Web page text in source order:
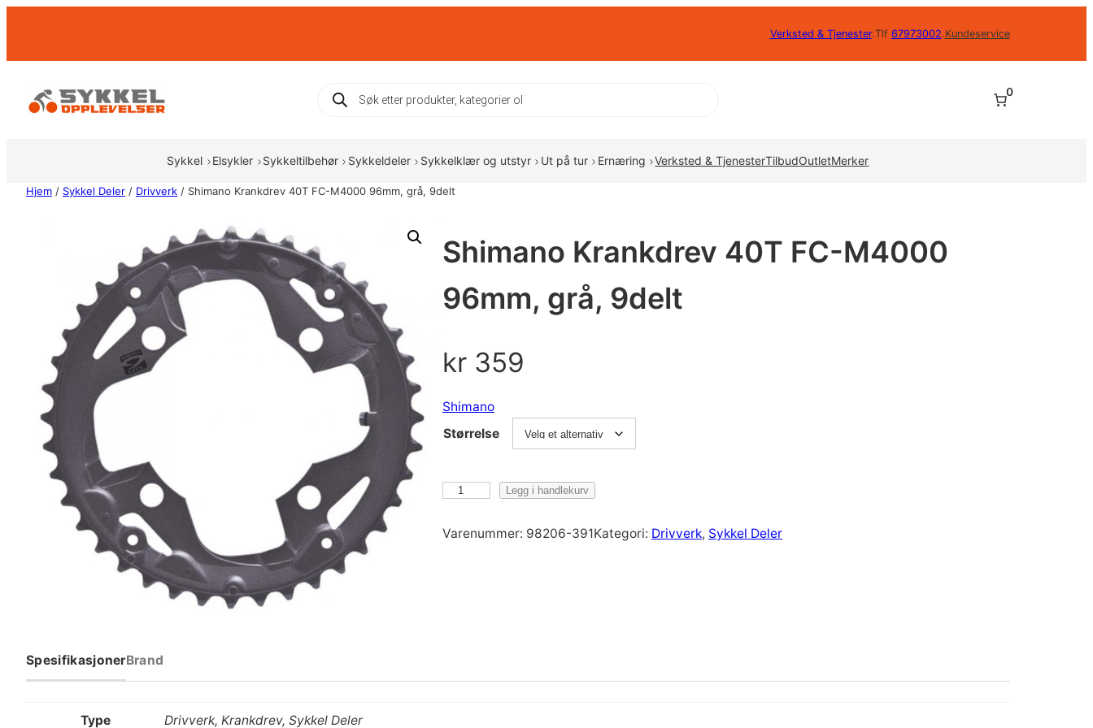
Verksted & Tjenester.Tlf 67973002.Kundeservice
Products
search
0
Sykkel Elsykler Sykkeltilbehør Sykkeldeler Sykkelklær og utstyr Ut på tur Ernæring Verksted & TjenesterTilbudOutletMerker
Hjem / Sykkel Deler / Drivverk / Shimano Krankdrev 40T FC-M4000 96mm, grå, 9delt
Shimano Krankdrev 40T FC-M4000
96mm, grå, 9delt
kr 359
Shimano
Størrelse
i
n
k
Legg i handlekurv
Varenummer: 98206-391Kategori: Drivverk, Sykkel Deler
SpesifikasjonerBrand
Type Drivverk, Krankdrev, Sykkel Deler